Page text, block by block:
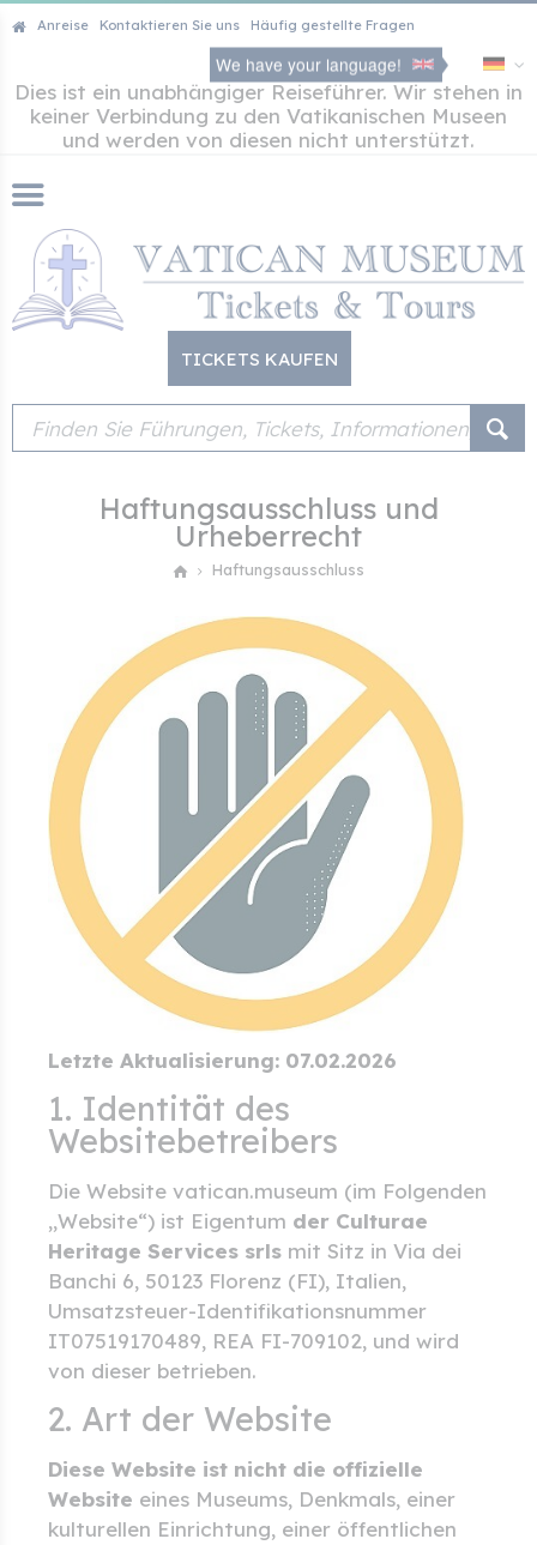
Anreise Kontaktieren Sie uns Häufig gestellte Fragen
We have your language!
Dies ist ein unabhängiger Reiseführer. Wir stehen in
keiner Verbindung zu den Vatikanischen Museen
und werden von diesen nicht unterstützt.
TICKETS KAUFEN
Haftungsausschluss und
Urheberrecht
Haftungsausschluss
Letzte Aktualisierung: 07.02.2026
1. Identität des
Websitebetreibers
Die Website vatican.museum (im Folgenden
„Website“) ist Eigentum der Culturae
Heritage Services srls mit Sitz in Via dei
Banchi 6, 50123 Florenz (FI), Italien,
Umsatzsteuer-Identifikationsnummer
IT07519170489, REA FI-709102, und wird
von dieser betrieben.
2. Art der Website
Diese Website ist nicht die offizielle
Website eines Museums, Denkmals, einer
kulturellen Einrichtung, einer öffentlichen